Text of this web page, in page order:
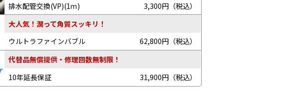
排水配管交換(VP)(1ｍ)
3,300円（税込）
大人気！潤って角質スッキリ！
ウルトラファインバブル
62,800円（税込）
代替品無償提供・修理回数無制限！
10年延長保証
31,900円（税込）